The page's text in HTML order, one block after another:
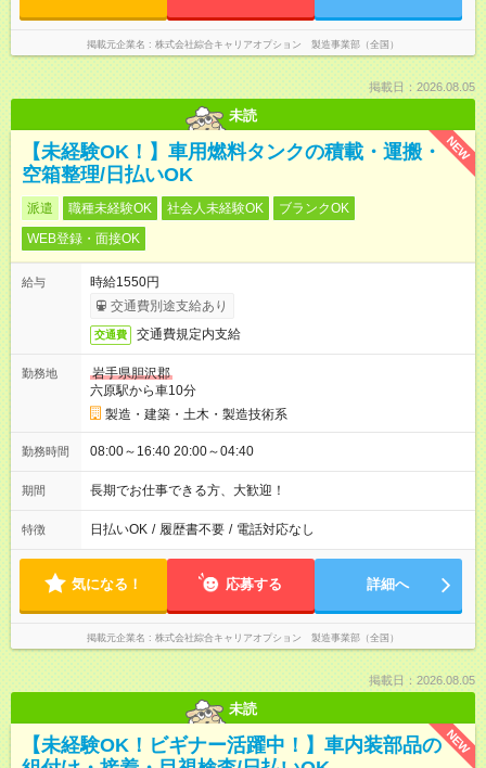
掲載元企業名 株式会社綜合キャリアオプション 製造事業部（全国）
掲載日：2026.08.05
未読
NEW
【未経験OK！】車用燃料タンクの積載・運搬・
空箱整理/日払いOK
派遣 職種未経験OK 社会人未経験OK
ブランクOK
WEB登録・面接OK
給与
時給1550円
交通費別途支給あり
交通費 交通費規定内支給
勤務地
岩手県胆沢郡
六原駅から車10分
製造・建築・土木・製造技術系
勤務時間 08:00～16:40 20:00～04:40
期間 長期でお仕事できる方、大歓迎！
特徴 日払いOK / 履歴書不要 / 電話対応なし
気になる！ 応募する 詳細へ
掲載元企業名 株式会社綜合キャリアオプション 製造事業部（全国）
掲載日：2026.08.05
未読
NEW
【未経験OK！ビギナー活躍中！】車内装部品の